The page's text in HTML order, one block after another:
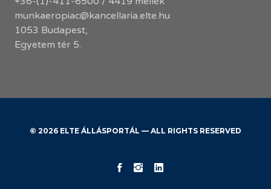
munkaeropiac@kancellaria.elte.hu
1053 Budapest,
Egyetem tér 5.
© 2026 ELTE ÁLLÁSPORTÁL — ALL RIGHTS RESERVED
KK ELTEELTE